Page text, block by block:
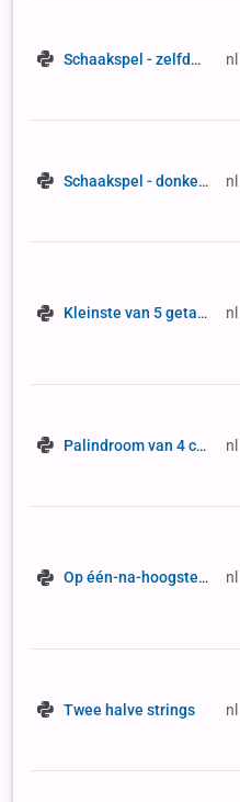
Schaakspel - zelfde kleur nl
Schaakspel - donker veld nl
Kleinste van 5 getallen nl
Palindroom van 4 cijfers nl
Op één-na-hoogste waarde in de reeks nl
Twee halve strings nl